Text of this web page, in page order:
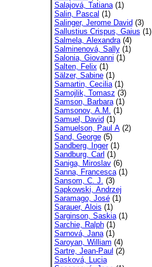
Salajová, Tatiana(1)
Salin, Pascal (1)
Salinger, Jerome David (3)
Sallustius Crispus, Gaius (1)
Salmela, Alexandra(4)
Salminenová, Sally(1)
Salonia, Giovanni (1)
Salten, Felix(1)
Sälzer, Sabine(1)
Samartin, Cecilia(1)
Samojlik, Tomasz (3)
Samson, Barbara(1)
Samsonov, A.M. (1)
Samuel, David (1)
Samuelson, Paul A(2)
Sand, George(5)
Sandberg, Inger(1)
Sandburg, Carl (1)
Saniga, Miroslav(6)
Sanna, Francesca(1)
Sansom, C. J. (3)
Sapkowski, Andrzej
Saramago, José(1)
Sarauer, Alois (1)
Sarginson, Saskia(1)
Sarchie, Ralph(1)
Sarnová, Jana(1)
Saroyan, William (4)
Sartre, Jean-Paul (2)
Sasková, Lucia